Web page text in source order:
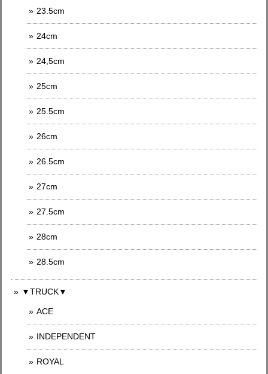
23.5cm
24cm
24,5cm
25cm
25.5cm
26cm
26.5cm
27cm
27.5cm
28cm
28.5cm
▼TRUCK▼
ACE
INDEPENDENT
ROYAL